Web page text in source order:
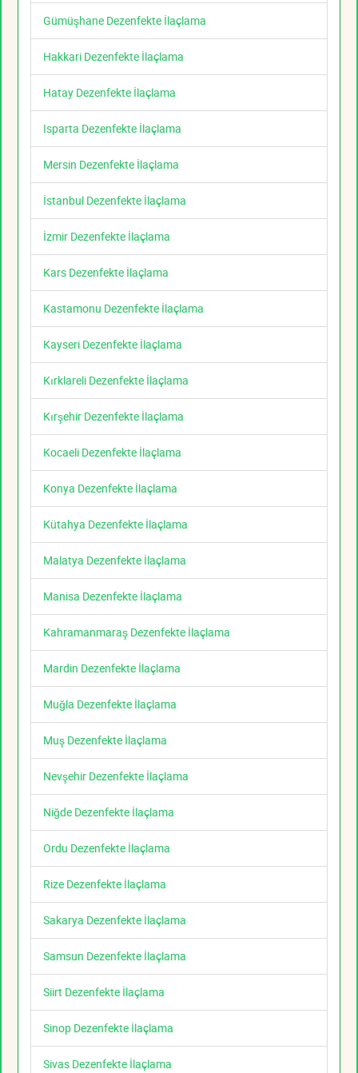
Gümüşhane Dezenfekte İlaçlama
Hakkari Dezenfekte İlaçlama
Hatay Dezenfekte İlaçlama
Isparta Dezenfekte İlaçlama
Mersin Dezenfekte İlaçlama
İstanbul Dezenfekte İlaçlama
İzmir Dezenfekte İlaçlama
Kars Dezenfekte İlaçlama
Kastamonu Dezenfekte İlaçlama
Kayseri Dezenfekte İlaçlama
Kırklareli Dezenfekte İlaçlama
Kırşehir Dezenfekte İlaçlama
Kocaeli Dezenfekte İlaçlama
Konya Dezenfekte İlaçlama
Kütahya Dezenfekte İlaçlama
Malatya Dezenfekte İlaçlama
Manisa Dezenfekte İlaçlama
Kahramanmaraş Dezenfekte İlaçlama
Mardin Dezenfekte İlaçlama
Muğla Dezenfekte İlaçlama
Muş Dezenfekte İlaçlama
Nevşehir Dezenfekte İlaçlama
Niğde Dezenfekte İlaçlama
Ordu Dezenfekte İlaçlama
Rize Dezenfekte İlaçlama
Sakarya Dezenfekte İlaçlama
Samsun Dezenfekte İlaçlama
Siirt Dezenfekte İlaçlama
Sinop Dezenfekte İlaçlama
Sivas Dezenfekte İlaçlama